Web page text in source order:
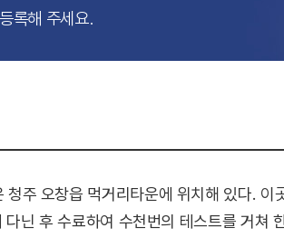
록해 주세요.
주 오창읍 먹거리타운에 위치해 있다.
닌 후 수료하여 수천번의 테스트를 거쳐